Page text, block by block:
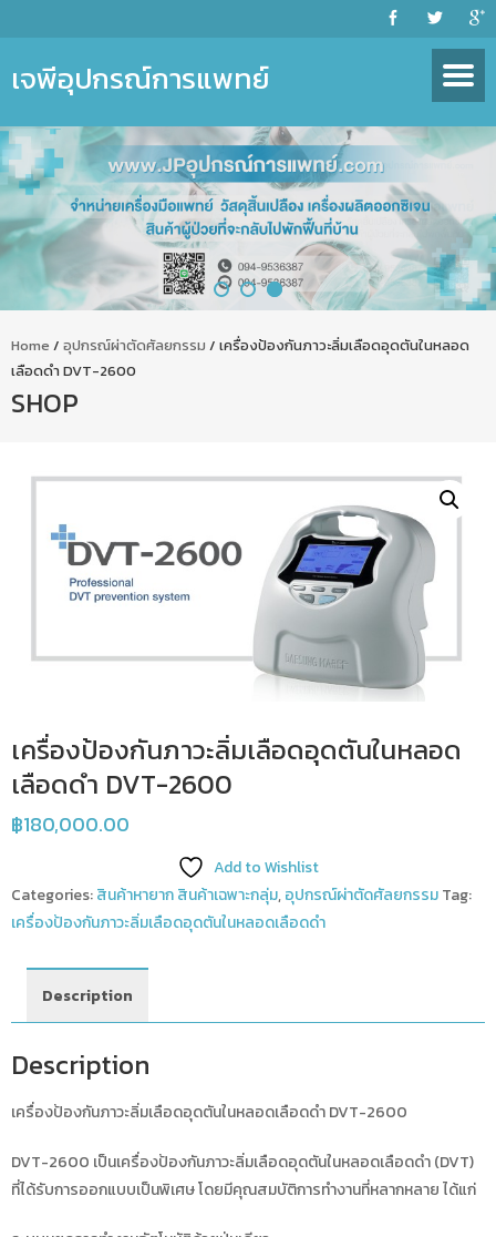
เจพีอุปกรณ์การแพทย์
Home / อุปกรณ์ผ่าตัดศัลยกรรม / เครื่องป้องกันภาวะลิ่มเลือดอุดตันในหลอด
เลือดดำ DVT-2600
SHOP
เครื่องป้องกันภาวะลิ่มเลือดอุดตันในหลอด
เลือดดำ DVT-2600
฿180,000.00
Add to Wishlist
Categories:สินค้าหายาก สินค้าเฉพาะกลุ่ม,อุปกรณ์ผ่าตัดศัลยกรรมTag:
เครื่องป้องกันภาวะลิ่มเลือดอุดตันในหลอดเลือดดำ
Description
Description
เครื่องป้องกันภาวะลิ่มเลือดอุดตันในหลอดเลือดดำ DVT-2600
DVT-2600 เป็นเครื่องป้องกันภาวะลิ่มเลือดอุดตันในหลอดเลือดดำ (DVT)
ที่ได้รับการออกแบบเป็นพิเศษ โดยมีคุณสมบัติการทำงานที่หลากหลาย ได้แก่